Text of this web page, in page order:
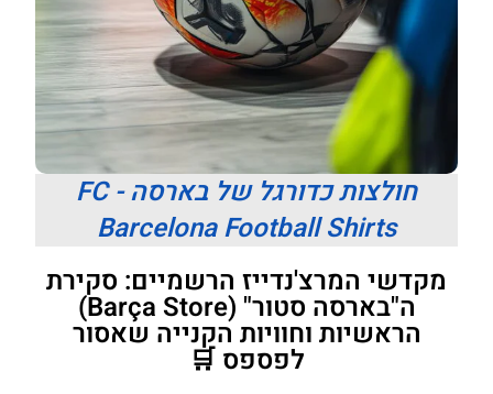
חולצות כדורגל של בארסה - FC
Barcelona Football Shirts
מקדשי המרצ'נדייז הרשמיים: סקירת
ה"בארסה סטור" (Barça Store)
הראשיות וחוויות הקנייה שאסור
לפספס 🛒